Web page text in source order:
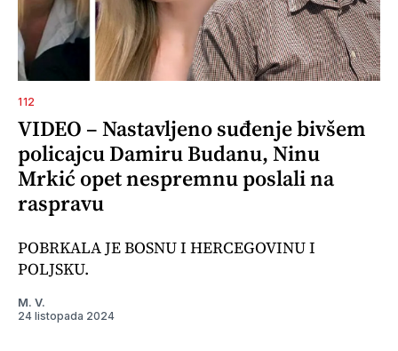
112
VIDEO – Nastavljeno suđenje bivšem
policajcu Damiru Budanu, Ninu
Mrkić opet nespremnu poslali na
raspravu
POBRKALA JE BOSNU I HERCEGOVINU I
POLJSKU.
M. V.
24 listopada 2024